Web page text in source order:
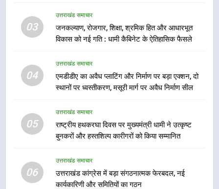
03
उत्तराखंड समाचार
जनकल्याण, रोजगार, शिक्षा, श्रमिक हित और आधारभूत
विकास को नई गति : धामी कैबिनेट के ऐतिहासिक फैसले
04
उत्तराखंड समाचार
एमडीडीए का अवैध प्लाटिंग और निर्माण पर बड़ा एक्शन, दो
स्थानों पर ध्वस्तीकरण, मसूरी मार्ग पर अवैध निर्माण सील
05
उत्तराखंड समाचार
राष्ट्रीय हथकरघा दिवस पर मुख्यमंत्री धामी ने उत्कृष्ट
बुनकरों और हस्तशिल्प कारीगरों को किया सम्मानित
06
उत्तराखंड समाचार
उत्तराखंड कांग्रेस में बड़ा संगठनात्मक फेरबदल, नई
कार्यकारिणी और समितियों का गठन
देना सरकार की सर्वोच्च प्राथमिकता, आने
वाले महीनों में हजारों पदों पर की जाएगी
भर्ती
उत्तराखंड समाचार
दिल्ली-देहरादून आर्थिक कॉरिडोर से जुड़ी
12 किमी ग्रीनफील्ड बाईपास परियोजना
निर्देश, सुरक्षा मानकों से कोई समझौता
नहींः डीएम
1
खेल महाकुंभ 2026ः 01 सितंबर से सजेगा
न्याय पंचायत से राज्य स्तर तक होगा
प्रतिभा का प्रदर्शन
उत्तराखंड समाचार